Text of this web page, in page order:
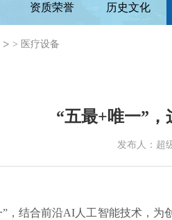
资质荣誉 历史文化
> 医疗设备
“五最+唯一”
发布人：超
”，结合前沿AI人工智能技术，为